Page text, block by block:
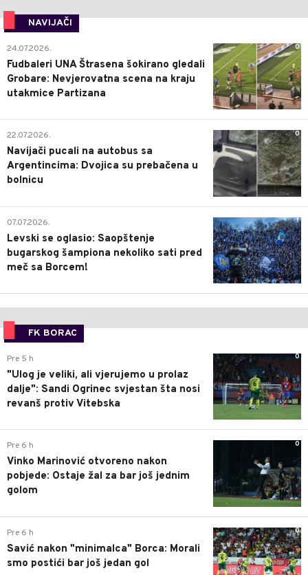
NAVIJAČI
0
24.07.2026.
Fudbaleri UNA Štrasena šokirano gledali
Grobare: Nevjerovatna scena na kraju
utakmice Partizana
0
22.07.2026.
Navijači pucali na autobus sa
Argentincima: Dvojica su prebačena u
bolnicu
1
07.07.2026.
Levski se oglasio: Saopštenje
bugarskog šampiona nekoliko sati pred
meč sa Borcem!
FK BORAC
0
Pre 5 h
"Ulog je veliki, ali vjerujemo u prolaz
dalje": Sandi Ogrinec svjestan šta nosi
revanš protiv Vitebska
0
Pre 6 h
Vinko Marinović otvoreno nakon
pobjede: Ostaje žal za bar još jednim
golom
0
Pre 6 h
Savić nakon "minimalca" Borca: Morali
smo postići bar još jedan gol